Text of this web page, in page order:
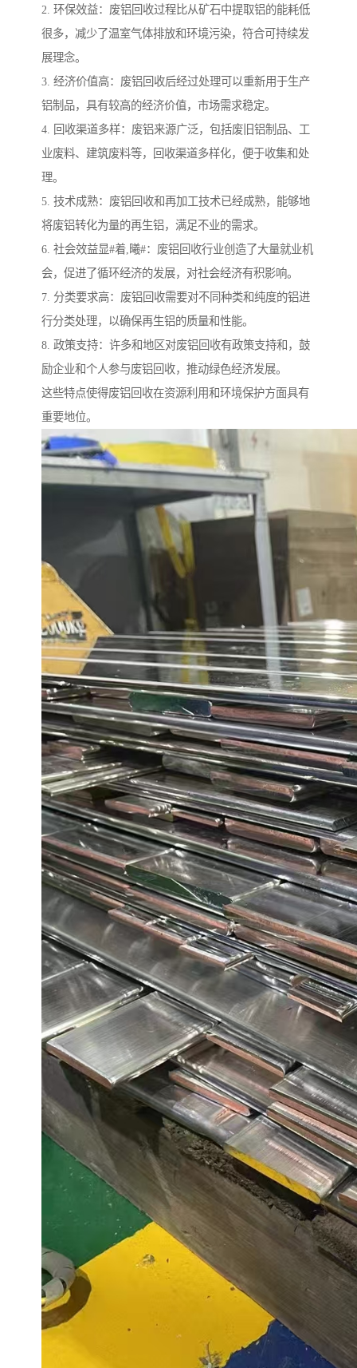
2. 环保效益：废铝回收过程比从矿石中提取铝的能耗低
很多，减少了温室气体排放和环境污染，符合可持续发
展理念。
3. 经济价值高：废铝回收后经过处理可以重新用于生产
铝制品，具有较高的经济价值，市场需求稳定。
4. 回收渠道多样：废铝来源广泛，包括废旧铝制品、工
业废料、建筑废料等，回收渠道多样化，便于收集和处
理。
5. 技术成熟：废铝回收和再加工技术已经成熟，能够地
将废铝转化为量的再生铝，满足不业的需求。
6. 社会效益显#着,曦#：废铝回收行业创造了大量就业机
会，促进了循环经济的发展，对社会经济有积影响。
7. 分类要求高：废铝回收需要对不同种类和纯度的铝进
行分类处理，以确保再生铝的质量和性能。
8. 政策支持：许多和地区对废铝回收有政策支持和，鼓
励企业和个人参与废铝回收，推动绿色经济发展。
这些特点使得废铝回收在资源利用和环境保护方面具有
重要地位。